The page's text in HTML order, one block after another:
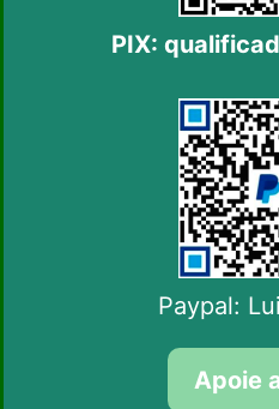
PIX:
Paypal:
Apoie